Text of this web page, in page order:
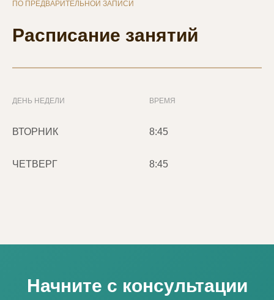
ПО ПРЕДВАРИТЕЛЬНОЙ ЗАПИСИ
Расписание занятий
ДЕНЬ НЕДЕЛИ ВРЕМЯ
ВТОРНИК 8:45
ЧЕТВЕРГ 8:45
Начните с консультации